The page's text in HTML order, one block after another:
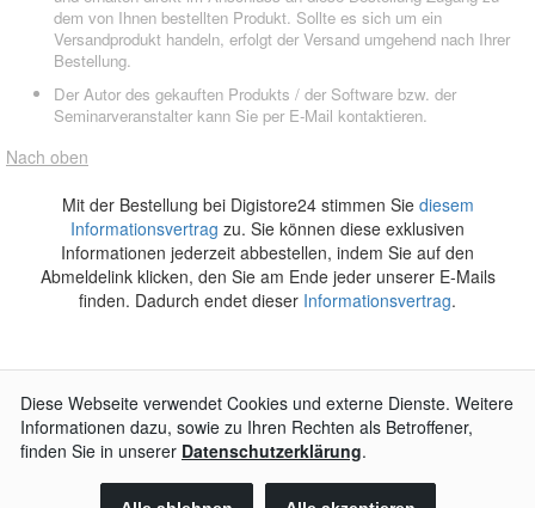
dem von Ihnen bestellten Produkt. Sollte es sich um ein
Versandprodukt handeln, erfolgt der Versand umgehend nach Ihrer
Bestellung.
Der Autor des gekauften Produkts / der Software bzw. der
Seminarveranstalter kann Sie per E-Mail kontaktieren.
Nach oben
Mit der Bestellung bei Digistore24 stimmen Sie diesem
Informationsvertrag zu. Sie können diese exklusiven
Informationen jederzeit abbestellen, indem Sie auf den
Abmeldelink klicken, den Sie am Ende jeder unserer E-Mails
finden. Dadurch endet dieser Informationsvertrag.
AGB Impressum Widerrufsbelehrung
Datenschutzerklärung
Kontakt
© 2026Digistore24 GmbH, alle Rechte vorbehalten